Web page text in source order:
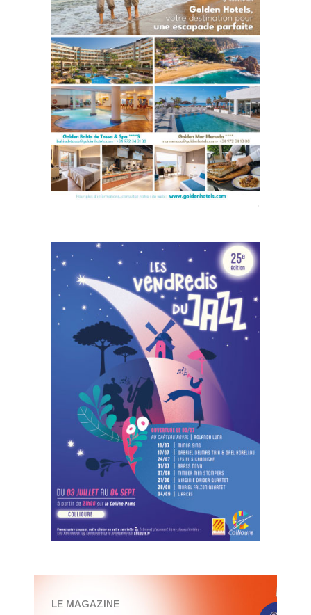
LE MAGAZINE